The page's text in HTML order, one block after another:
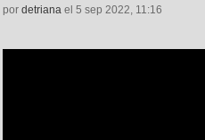
por detriana el 5 sep 2022, 11:16